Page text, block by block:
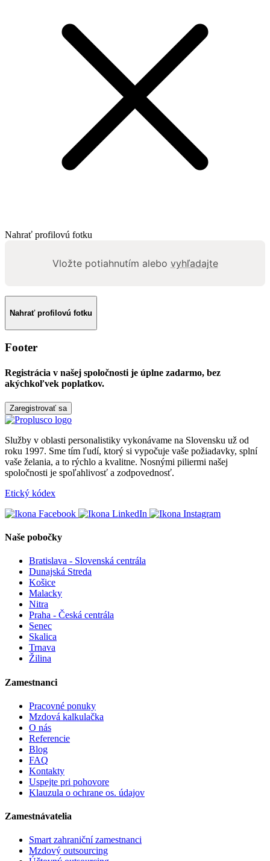
Nahrať profilovú fotku
Vložte potiahnutím alebo vyhľadajte
Nahrať profilovú fotku
Footer
Registrácia v našej spoločnosti je úplne zadarmo, bez
akýchkoľvek poplatkov.
Zaregistrovať sa
Služby v oblasti personalistiky vykonávame na Slovensku už od
roku 1997. Sme tím ľudí, ktorý si vypočuje vaše požiadavky, splní
vaše želania, a to rýchlo a kvalitne. Nosnými piliermi našej
spoločnosti je spoľahlivosť a zodpovednosť.
Etický kódex
Naše pobočky
Bratislava - Slovenská centrála
Dunajská Streda
Košice
Malacky
Nitra
Praha - Česká centrála
Senec
Skalica
Trnava
Žilina
Zamestnanci
Pracovné ponuky
Mzdová kalkulačka
O nás
Referencie
Blog
FAQ
Kontakty
Uspejte pri pohovore
Klauzula o ochrane os. údajov
Zamestnávatelia
Smart zahraniční zamestnanci
Mzdový outsourcing